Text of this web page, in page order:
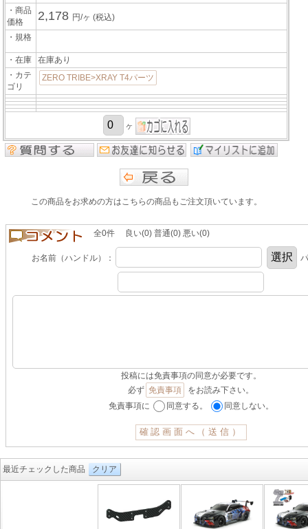
・商品
価格
2,178 円/ヶ(税込)
・規格
・在庫
在庫あり
・カテ
ゴリ
ZERO TRIBE>XRAY T4パーツ
ヶ
この商品をお求めの方はこちらの商品もご注文頂いています。
全0件 良い(0) 普通(0) 悪い(0)
お名前（ハンドル）：
投稿には免責事項の同意が必要です。
必ず 免責事項
をお読み下さい。
免責事項に
同意する。 同意しない。
最近チェックした商品 クリア